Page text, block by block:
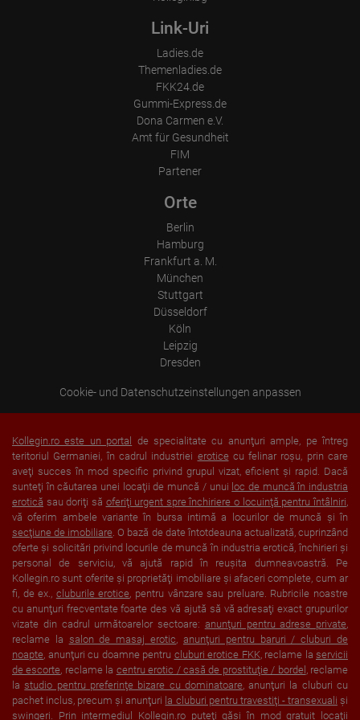
Link-Uri
Ladies.de
Themenladies.de
FKK24.de
Gummi-Express.de
Dona Carmen e.V.
Amt für Gesundheit
FIM
Partener
Orte
Berlin
Hamburg
Frankfurt a. M.
München
Stuttgart
Düsseldorf
Köln
Leipzig
Dresden
Cookie- und Datenschutzeinstellungen anpassen
Kollegin.ro este un portal
de specialitate cu anunţuri ample, pe întreg
teritoriul Germaniei, în cadrul industriei eroticecu felinar roşu, prin care
aveţi succes în mod specific privind grupul vizat, eficient şi rapid. Dacă
sunteţi în căutarea unei locaţii de muncă / unui loc de muncă în industria
erotică sau doriţi să oferiţi urgent spre închiriere o locuinţă pentru întâlniri,
vă oferim ambele variante în bursa intimă a locurilor de muncă şi în
secţiune de imobiliare. O bază de date întotdeauna actualizată, cuprinzând
oferte şi solicitări privind locurile de muncă în industria erotică, închirieri şi
personal de serviciu, vă ajută rapid în reuşita dumneavoastră. Pe
Kollegin.ro sunt oferite şi proprietăţi imobiliare şi afaceri complete, cum ar
fi, de ex., cluburile erotice, pentru vânzare sau preluare. Rubricile noastre
cu anunţuri frecventate foarte des vă ajută să vă adresaţi exact grupurilor
vizate din cadrul următoarelor sectoare: anunţuri pentru adrese private,
reclame la salon de masaj erotic, anunţuri pentru baruri / cluburi de
noapte, anunţuri cu doamne pentru cluburi erotice FKK, reclame la servicii
de escorte, reclame la centru erotic / casă de prostituţie / bordel , reclame
lastudio pentru preferinţe bizare cu dominatoare, anunţuri la cluburi cu
pachet inclus, precum şi anunţuri la cluburi pentru travestiţi - transexuali şi
swingeri. Prin intermediul Kollegin.ro puteţi găsi în mod gratuit locaţii